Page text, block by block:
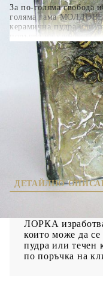
За по-голяма свобода
голяма гама МОЛДОВЕ,
керамична пудра или
поръчка на клиента.
( 1 )
ДЕТАЙЛНО
ЛОРКА
които може да се
пудра или течен
по поръчка на